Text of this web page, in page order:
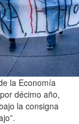
la Economía
décimo año,
la consigna